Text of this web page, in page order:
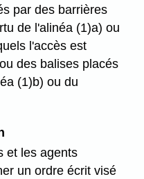
par des barrières
de l'alinéa (1)a) ou
l'accès est
des balises placés
(1)b) ou du
et les agents
un ordre écrit visé